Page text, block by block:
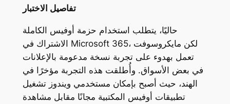
تفاصيل الاختبار
حاليًا، يتطلب استخدام حزمة أوفيس الكاملة
الاشتراك في Microsoft 365، لكن مايكروسوفت
تعمل بهدوء على تجربة نسخة مدعومة بالإعلانات
في بعض الأسواق. وأُطلقت هذه التجربة مؤخرًا في
الهند، حيث أصبح بإمكان مستخدمي ويندوز تشغيل
تطبيقات أوفيس المكتبية مجانًا مقابل مشاهدة